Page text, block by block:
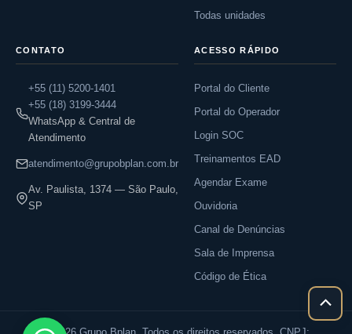
Todas unidades
CONTATO
+55 (11) 5200-1401
+55 (18) 3199-3444
WhatsApp & Central de
Atendimento
atendimento@grupobplan.com.br
Av. Paulista, 1374 — São Paulo,
SP
ACESSO RÁPIDO
Portal do Cliente
Portal do Operador
Login SOC
Treinamentos EAD
Agendar Exame
Ouvidoria
Canal de Denúncias
Sala de Imprensa
Código de Ética
Rolar
para